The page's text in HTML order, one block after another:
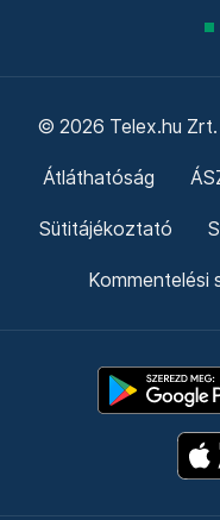
© 2026 Telex.hu Zrt.
Átláthatóság
Sütitájékoztató
Kommentelési